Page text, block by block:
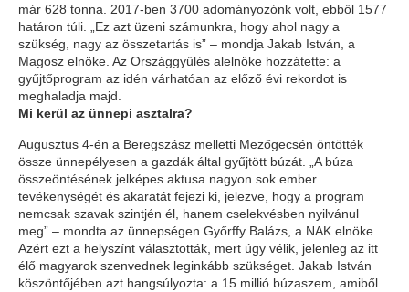
már 628 tonna. 2017-ben 3700 adományozónk volt, ebből 1577
határon túli. „Ez azt üzeni számunkra, hogy ahol nagy a
szükség, nagy az összetartás is” – mondja Jakab István, a
Magosz elnöke. Az Országgyűlés alelnöke hozzátette: a
gyűjtőprogram az idén várhatóan az előző évi rekordot is
meghaladja majd.
Mi kerül az ünnepi asztalra?
Augusztus 4-én a Beregszász melletti Mezőgecsén öntötték
össze ünnepélyesen a gazdák által gyűjtött búzát. „A búza
összeöntésének jelképes aktusa nagyon sok ember
tevékenységét és akaratát fejezi ki, jelezve, hogy a program
nemcsak szavak szintjén él, hanem cselekvésben nyilvánul
meg” – mondta az ünnepségen Győrffy Balázs, a NAK elnöke.
Azért ezt a helyszínt választották, mert úgy vélik, jelenleg az itt
élő magyarok szenvednek leginkább szükséget. Jakab István
köszöntőjében azt hangsúlyozta: a 15 millió búzaszem, amiből